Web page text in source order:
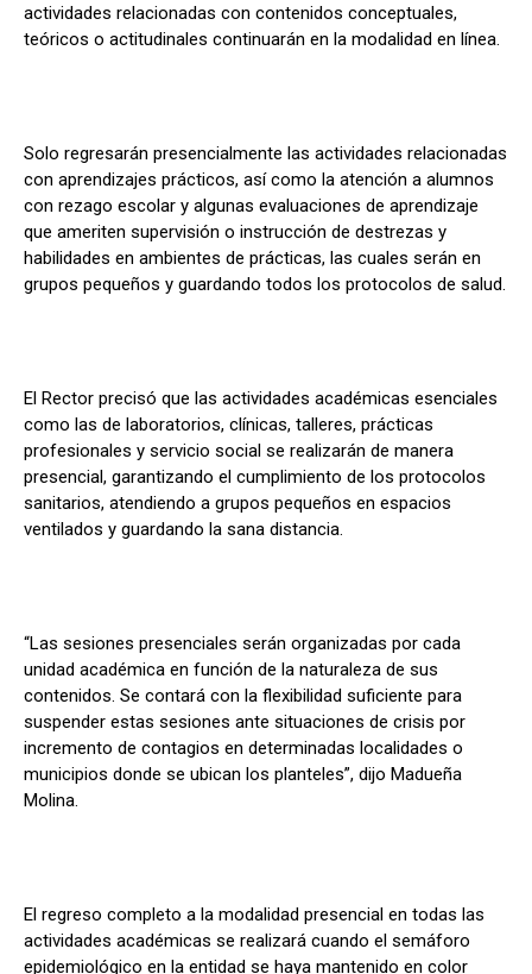
actividades relacionadas con contenidos conceptuales,
teóricos o actitudinales continuarán en la modalidad en línea.
Solo regresarán presencialmente las actividades relacionadas
con aprendizajes prácticos, así como la atención a alumnos
con rezago escolar y algunas evaluaciones de aprendizaje
que ameriten supervisión o instrucción de destrezas y
habilidades en ambientes de prácticas, las cuales serán en
grupos pequeños y guardando todos los protocolos de salud.
El Rector precisó que las actividades académicas esenciales
como las de laboratorios, clínicas, talleres, prácticas
profesionales y servicio social se realizarán de manera
presencial, garantizando el cumplimiento de los protocolos
sanitarios, atendiendo a grupos pequeños en espacios
ventilados y guardando la sana distancia.
“Las sesiones presenciales serán organizadas por cada
unidad académica en función de la naturaleza de sus
contenidos. Se contará con la flexibilidad suficiente para
suspender estas sesiones ante situaciones de crisis por
incremento de contagios en determinadas localidades o
municipios donde se ubican los planteles”, dijo Madueña
Molina.
El regreso completo a la modalidad presencial en todas las
actividades académicas se realizará cuando el semáforo
epidemiológico en la entidad se haya mantenido en color